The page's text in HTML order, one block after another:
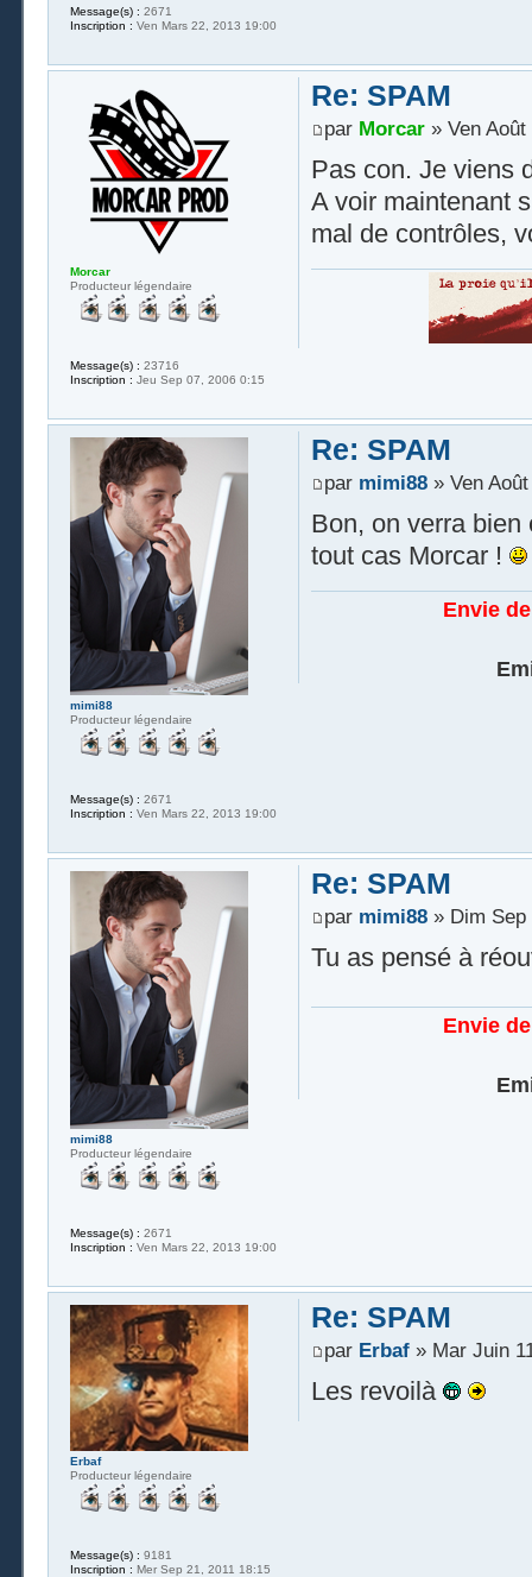
Message(s) : 2671
Inscription : Ven Mars 22, 2013 19:00
Re: SPAM
par Morcar» Ven Août
Pas con. Je viens
A voir maintenant
mal de contrôles,
Morcar
Producteur légendaire
Message(s) : 23716
Inscription : Jeu Sep 07, 2006 0:15
Re: SPAM
par mimi88» Ven Août
Bon, on verra bien
tout cas Morcar !
Envie
mimi88
Producteur légendaire
Message(s) : 2671
Inscription : Ven Mars 22, 2013 19:00
Re: SPAM
par mimi88» Dim Sep
Tu as pensé à
Envie
mimi88
Producteur légendaire
Message(s) : 2671
Inscription : Ven Mars 22, 2013 19:00
Re: SPAM
par Erbaf» Mar Juin
Les revoilà
Erbaf
Producteur légendaire
Message(s) : 9181
Inscription : Mer Sep 21, 2011 18:15